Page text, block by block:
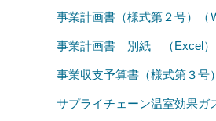
事業計画書（様式第２号）（
事業計画書 別紙 （Excel）
事業収支予算書（様式第３号
サプライチェーン温室効果ガ